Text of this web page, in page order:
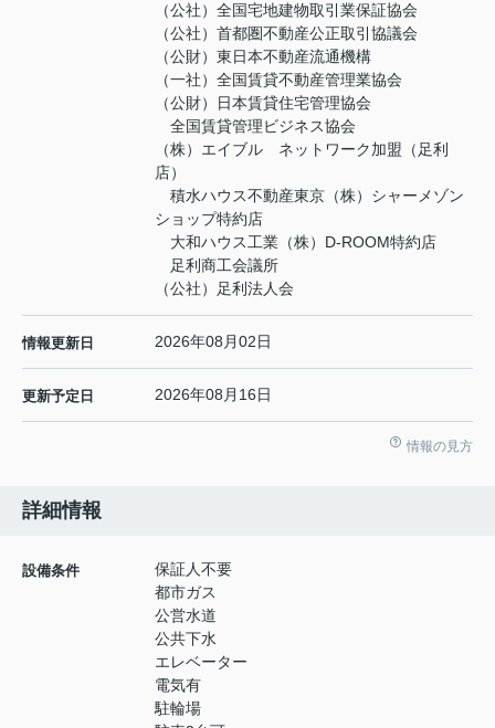
（公社）全国宅地建物取引業保証協会
（公社）首都圏不動産公正取引協議会
（公財）東日本不動産流通機構
（一社）全国賃貸不動産管理業協会
（公財）日本賃貸住宅管理協会
全国賃貸管理ビジネス協会
（株）エイブル ネットワーク加盟（足利
店）
積水ハウス不動産東京（株）シャーメゾン
ショップ特約店
大和ハウス工業（株）D-ROOM特約店
足利商工会議所
（公社）足利法人会
情報更新日 2026年08月02日
更新予定日 2026年08月16日
情報の見方
詳細情報
設備条件
保証人不要
都市ガス
公営水道
公共下水
エレベーター
電気有
駐輪場